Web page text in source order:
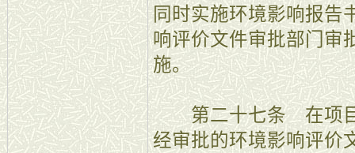
同时实施环境影响报告
响评价文件审批部门审
施。
第二十七条 在项目
经审批的环境影响评价